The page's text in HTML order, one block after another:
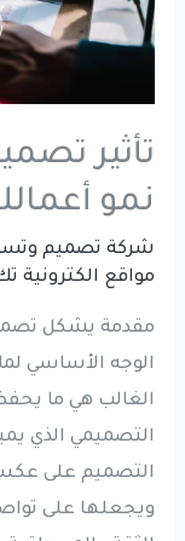
تأثير
نمو
شركة تصميم
مواقع الكترونية
مقدمة يشكل
الوجه الأساسي
الغالب هي ما
التصميمي الذي
التصميم على
ويجعلها على